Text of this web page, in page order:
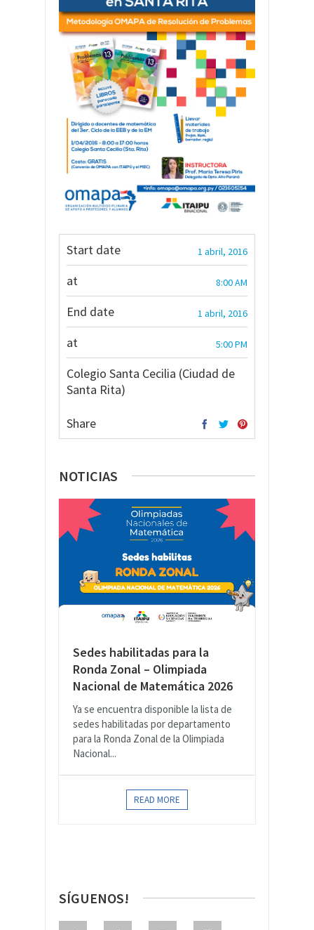
Start date 1 abril, 2016
at 8:00 AM
End date 1 abril, 2016
at 5:00 PM
Colegio Santa Cecilia (Ciudad de
Santa Rita)
Share
NOTICIAS
Sedes habilitadas para la
Ronda Zonal – Olimpiada
Nacional de Matemática 2026
Ya se encuentra disponible la lista de
sedes habilitadas por departamento
para la Ronda Zonal de la Olimpiada
Nacional...
READ MORE
SÍGUENOS!